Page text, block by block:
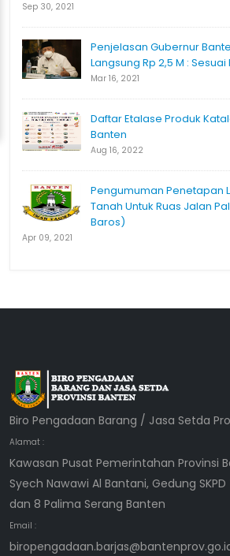
Sep 30, 2021
Penjelasan Gubernur
Langsung Rp 2,5 M :
Mar 16, 2021
Daftar Etalase Produk
Banten
Aug 16, 2022
Pengumuman Penetapan
Tanah Untuk Ruas Jalan
Baros)
Apr 09, 2021
Biro Pengadaan Barang / Jasa Setda
Alamat :
Kawasan Pusat Pemerintahan Provinsi
Syech Nawawi Al Bantani, Gedung
dan 8 Palima Serang Banten
Email :
biropengadaan.barjas@bantenprov.go.id